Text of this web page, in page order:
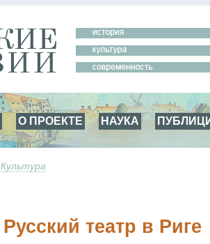
О ПРОЕКТЕ НАУКА
Культура
Русский театр в Риге